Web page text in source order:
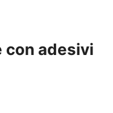
con adesivi